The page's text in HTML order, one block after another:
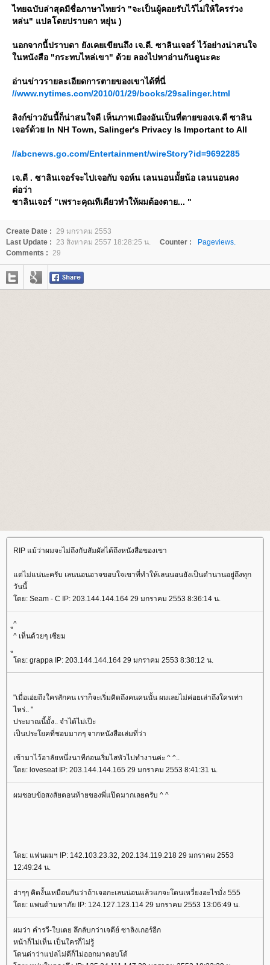
ไทยฉบับล่าสุดมีชื่อภาษาไทยว่า "จะเป็นผู้คอยรับไว้ไม่ให้ใครร่วง
หล่น" แปลโดยปราบดา หยุ่น )
นอกจากนี้ปราบดา ยังเคยเขียนถึง เจ.ดี. ซาลินเจอร์ ไว้อย่างน่าสนใจ
นหนังสือ "กระทบไหล่เขา" ด้วย ลองไปหาอ่านกันดูนะคะ
อ่านข่าวรายละเอียดการตายของเขาได้ที่นี่
//www.nytimes.com/2010/01/29/books/29salinger.html
ลิงก์ข่าวอันนี้ก็น่าสนใจดี เห็นภาพเมืองอันเป็นที่ตายของเจ.ดี ซาลิน
เจอร์ด้วย In NH Town, Salinger's Privacy Is Important to All
//abcnews.go.com/Entertainment/wireStory?id=9692285
เจ.ดี . ซาลินเจอร์จะไปเจอกับ จอห์น เลนนอนมั้ยน้อ เลนนอนคง
ต่อว่า
ซาลินเจอร์ "เพราะคุณทีเดียวทำให้ผมต้องตาย... "
Create Date : 29 มกราคม 2553
Last Update : 23 สิงหาคม 2557 18:28:25 น. Counter :
Pageviews.
Comments : 29
RIP แม้ว่าผมจะไม่ถึงกับสัมผัสได้ถึงหนังสือของเขา
ต่ไม่แน่นะครับ เลนนอนอาจขอบใจเขาที่ทำให้เลนนอนยังเป็นตำนานอยู่ถึงทุก
วันนี้
ดย: Seam - C IP: 203.144.144.164 29 มกราคม 2553 8:36:14 น.
ู^
^ เห็นด้วยๆ เซียม
ดย: grappa IP: 203.144.144.164 29 มกราคม 2553 8:38:12 น.
"เมื่อเอ่ยถึงใครสักคน เราก็จะเริ่มคิดถึงคนคนนั้น ผมเลยไม่ค่อยเล่าถึงใครเท่า
ไหร่.. "
ประมาณนี้มั้ง.. จำได้ไม่เป๊ะ
เป็นประโยคที่ชอบมากๆ จากหนังสือเล่มที่ว่า
เข้ามาไว้อาลัยหนึ่งนาทีก่อนเริ่มไสหัวไปทำงานค่ะ ^ ^..
ดย: loveseat IP: 203.144.144.165 29 มกราคม 2553 8:41:31 น.
ผมชอบข้อสงสัยตอนท้ายของพี่แป๊ดมากเลยครับ ^ ^
ดย: แฟนผมฯ IP: 142.103.23.32, 202.134.119.218 29 มกราคม 2553
12:49:24 น.
ฮ่าๆๆ คิดงั้นเหมือนกันว่าถ้าเจอกะเลนน่อนแล้วแกจะโดนเหวี่ยงอะไรมั่ง 555
ดย: แพนด้ามหาภัย IP: 124.127.123.114 29 มกราคม 2553 13:06:49 น.
ผมว่า คำรวี-ใบเตย ลึกลับกว่าเจดีย์ ซาลิงเกอร์อีก
หน้าก็ไม่เห็น เป็นใครก็ไม่รู้
ดนด่าว่าแปลไม่ดีก็ไม่ออกมาตอบโต้